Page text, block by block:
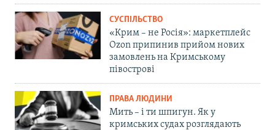
СУСПІЛЬСТВО
«Крим – не Росія»: маркетплейс
Ozon припинив прийом нових
замовлень на Кримському
півострові
ПРАВА ЛЮДИНИ
Мить – і ти шпигун. Як у
кримських судах розглядають